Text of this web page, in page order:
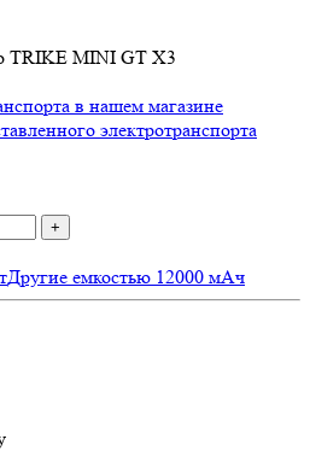
+
Другие емкостью 12000 мАч